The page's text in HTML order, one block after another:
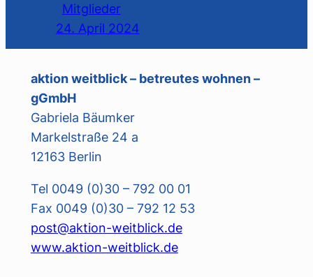
Mitglieder
24. April 2024
aktion weitblick – betreutes wohnen –
gGmbH
Gabriela Bäumker
Markelstraße 24 a
12163 Berlin
Tel 0049 (0)30 – 792 00 01
Fax 0049 (0)30 – 792 12 53
post@aktion-weitblick.de
www.aktion-weitblick.de